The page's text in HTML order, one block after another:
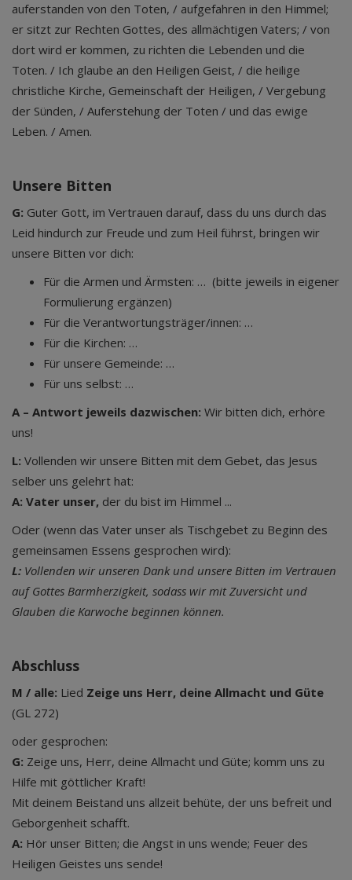
auferstanden von den Toten, / aufgefahren in den Himmel;
er sitzt zur Rechten Gottes, des allmächtigen Vaters; / von
dort wird er kommen, zu richten die Lebenden und die
Toten. / Ich glaube an den Heiligen Geist, / die heilige
christliche Kirche, Gemeinschaft der Heiligen, / Vergebung
der Sünden, / Auferstehung der Toten / und das ewige
Leben. / Amen.
Unsere Bitten
G: Guter Gott, im Vertrauen darauf, dass du uns durch das
Leid hindurch zur Freude und zum Heil führst, bringen wir
unsere Bitten vor dich:
Für die Armen und Ärmsten: … (bitte jeweils in eigener
Formulierung ergänzen)
Für die Verantwortungsträger/innen: …
Für die Kirchen: …
Für unsere Gemeinde: …
Für uns selbst: …
A – Antwort jeweils dazwischen: Wir bitten dich, erhöre
uns!
L: Vollenden wir unsere Bitten mit dem Gebet, das Jesus
selber uns gelehrt hat:
A: Vater unser, der du bist im Himmel ...
Oder (wenn das Vater unser als Tischgebet zu Beginn des
gemeinsamen Essens gesprochen wird):
L: Vollenden wir unseren Dank und unsere Bitten im Vertrauen
auf Gottes Barmherzigkeit, sodass wir mit Zuversicht und
Glauben die Karwoche beginnen können.
Abschluss
M / alle: Lied Zeige uns Herr, deine Allmacht und Güte
(GL 272)
oder gesprochen:
G: Zeige uns, Herr, deine Allmacht und Güte; komm uns zu
Hilfe mit göttlicher Kraft!
Mit deinem Beistand uns allzeit behüte, der uns befreit und
Geborgenheit schafft.
A: Hör unser Bitten; die Angst in uns wende; Feuer des
Heiligen Geistes uns sende!